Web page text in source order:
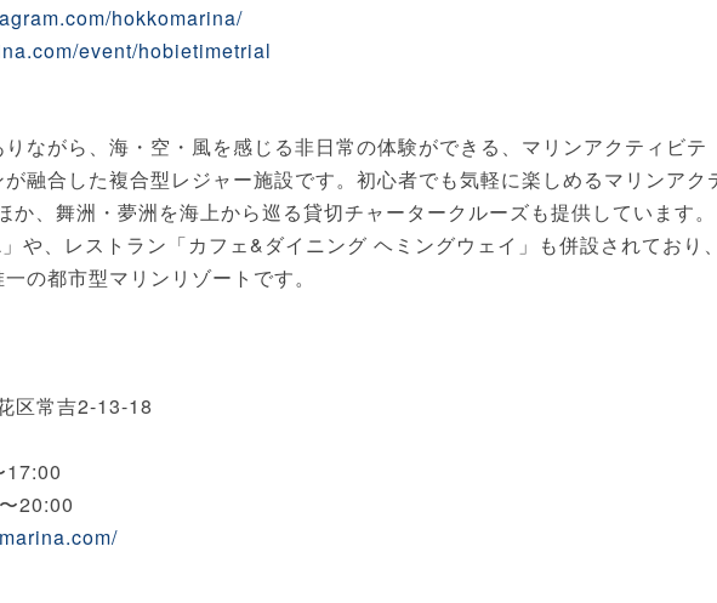
hokkomarina/
event/hobietimetrial
ながら、海・空・風を感じる非日常の体験ができる、マリンアクティビテ
融合した複合型レジャー施設です。初心者でも気軽に楽しめるマリンアク
か、舞洲・夢洲を海上から巡る貸切チャータークルーズも提供しています。
や、レストラン「カフェ&ダイニング ヘミングウェイ」も併設されており
の都市型マリンリゾートです。
区常吉2-13-18